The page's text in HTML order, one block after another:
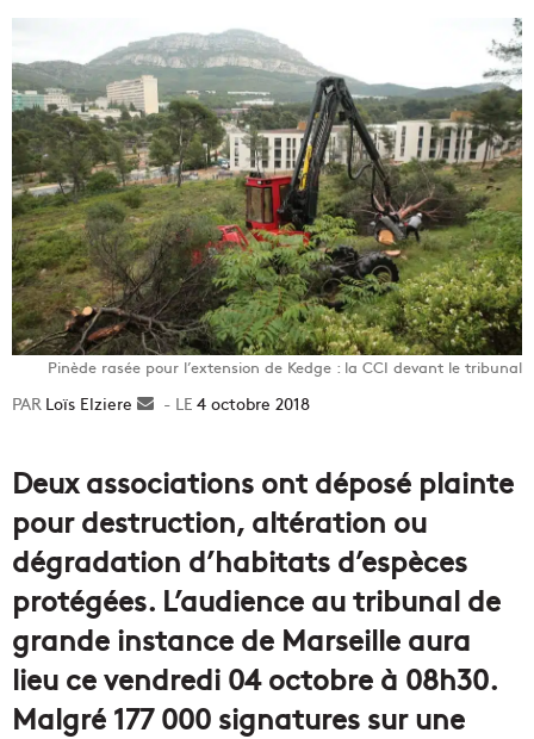
Pinède rasée pour l’extension de Kedge : la CCI devant le tribunal
Loïs Elziere
Envoyer4 octobre 2018
Deux associations ont déposé plainte
pour destruction, altération ou
dégradation d’habitats d’espèces
protégées. L’audience au tribunal de
grande instance de Marseille aura
lieu ce vendredi 04 octobre à 08h30.
Malgré 177 000 signatures sur une